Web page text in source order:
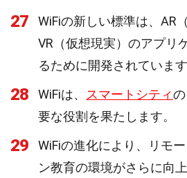
27
WiFiの新しい標準は、AR
VR（仮想現実）のアプリ
るために開発されています
28 WiFiは、 スマートシティ
要な役割を果たします。
29
WiFiの進化により、リモ
ン教育の環境がさらに向上